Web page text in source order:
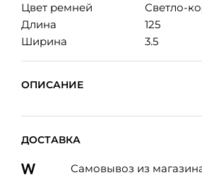
Цвет ремней
Светло-
Длина
125
Ширина
3.5
ОПИСАНИЕ
ДОСТАВКА
Самовывоз из